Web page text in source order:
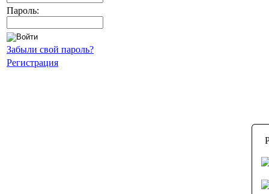
Пароль:
Забыли свой пароль?
Регистрация